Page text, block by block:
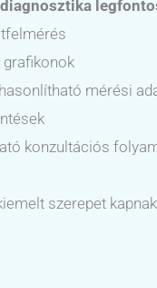
grafikonok
mérési
konzultációs
szerepet